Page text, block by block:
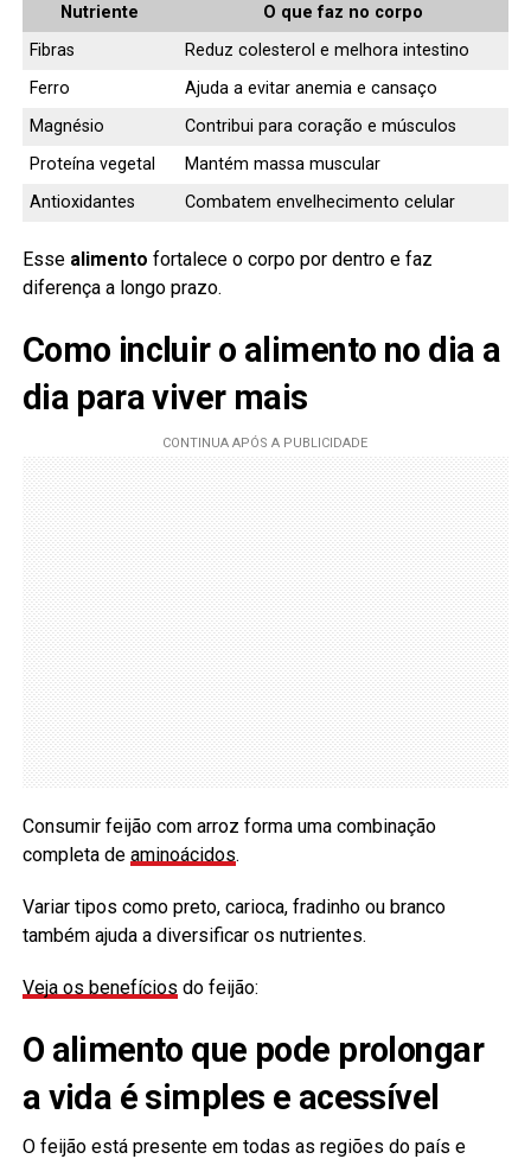
Nutriente
O que faz no corpo
Fibras
Reduz colesterol e melhora intestino
Ferro
Ajuda a evitar anemia e cansaço
Magnésio
Contribui para coração e músculos
Proteína vegetal
Mantém massa muscular
Antioxidantes
Combatem envelhecimento celular
Esse alimento fortalece o corpo por dentro e faz
diferença a longo prazo.
Como incluir o alimento no dia a
dia para viver mais
Consumir feijão com arroz forma uma combinação
completa de aminoácidos.
Variar tipos como preto, carioca, fradinho ou branco
também ajuda a diversificar os nutrientes.
Veja os benefícios do feijão:
O alimento que pode prolongar
a vida é simples e acessível
O feijão está presente em todas as regiões do país e